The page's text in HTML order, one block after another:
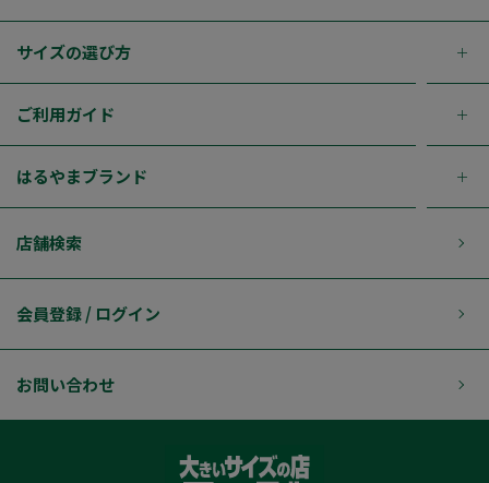
サイズの選び方
ご利用ガイド
はるやまブランド
店舗検索
会員登録 / ログイン
お問い合わせ